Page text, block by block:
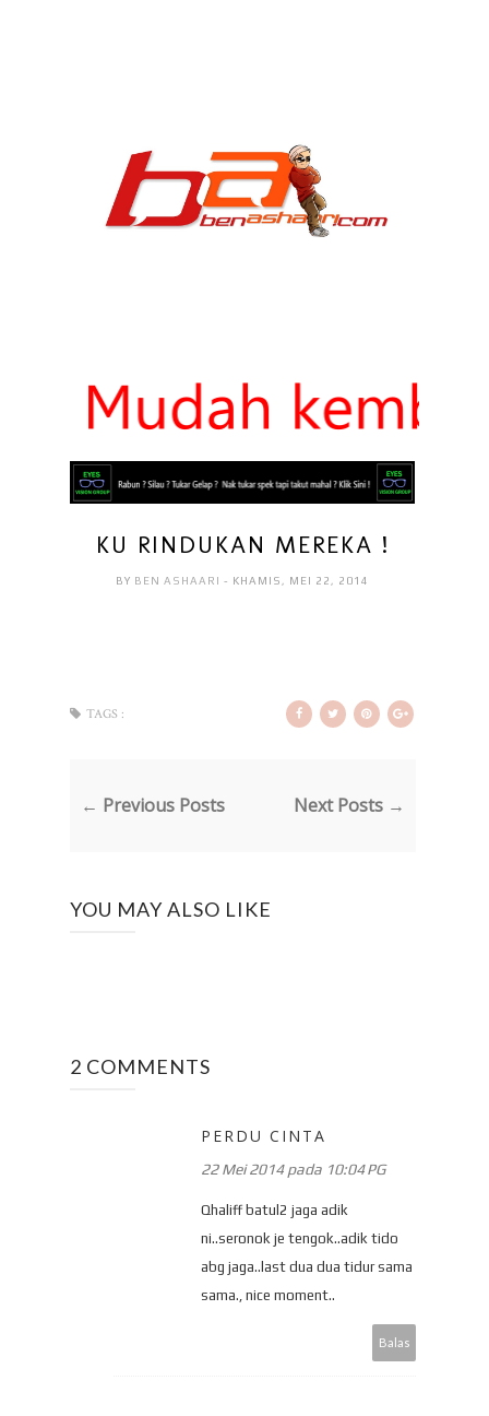
KU RINDUKAN MEREKA !
BY BEN ASHAARI- KHAMIS, MEI 22, 2014
TAGS :
← Previous Posts Next Posts →
YOU MAY ALSO LIKE
2 COMMENTS
PERDU CINTA
22 Mei 2014 pada 10:04 PG
Qhaliff batul2 jaga adik
ni..seronok je tengok..adik tido
abg jaga..last dua dua tidur sama
sama., nice moment..
Balas